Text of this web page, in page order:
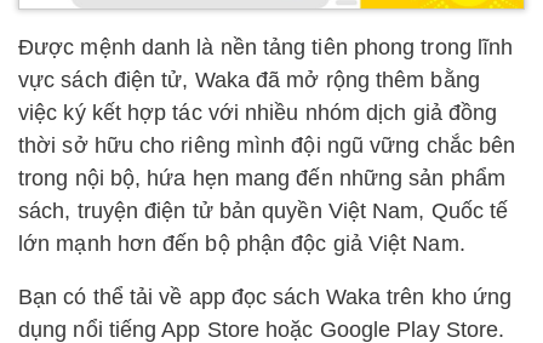
Được mệnh danh là nền tảng tiên phong trong lĩnh
vực sách điện tử, Waka đã mở rộng thêm bằng
việc ký kết hợp tác với nhiều nhóm dịch giả đồng
thời sở hữu cho riêng mình đội ngũ vững chắc bên
trong nội bộ, hứa hẹn mang đến những sản phẩm
sách, truyện điện tử bản quyền Việt Nam, Quốc tế
lớn mạnh hơn đến bộ phận độc giả Việt Nam.
Bạn có thể tải về app đọc sách Waka trên kho ứng
dụng nổi tiếng App Store hoặc Google Play Store.